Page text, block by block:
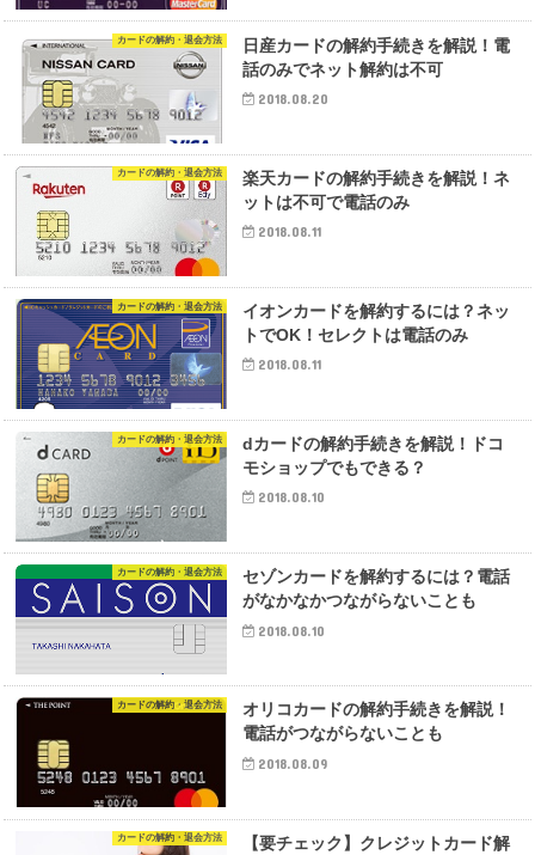
カードの解約・退会方法
日産カードの解約手続きを解説！電
話のみでネット解約は不可
2018.08.20
カードの解約・退会方法
楽天カードの解約手続きを解説！ネ
ットは不可で電話のみ
2018.08.11
カードの解約・退会方法
イオンカードを解約するには？ネッ
トでOK！セレクトは電話のみ
2018.08.11
カードの解約・退会方法
dカードの解約手続きを解説！ドコ
モショップでもできる？
2018.08.10
カードの解約・退会方法
セゾンカードを解約するには？電話
がなかなかつながらないことも
2018.08.10
カードの解約・退会方法
オリコカードの解約手続きを解説！
電話がつながらないことも
2018.08.09
カードの解約・退会方法
【要チェック】クレジットカード解